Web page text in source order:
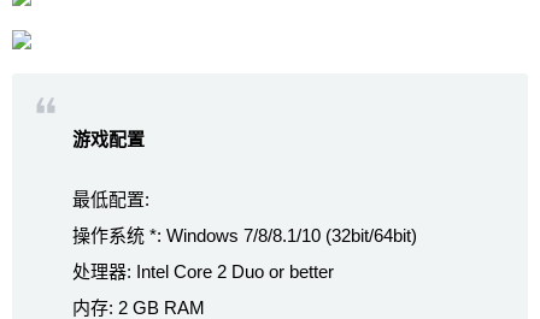
游戏配置
最低配置:
操作系统 *: Windows 7/8/8.1/10 (32bit/64bit)
处理器: Intel Core 2 Duo or better
内存: 2 GB RAM